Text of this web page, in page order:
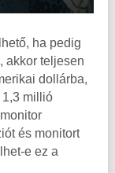
ha pedig
akkor teljesen
dollárba,
1,3 millió
és monitort
e ez a